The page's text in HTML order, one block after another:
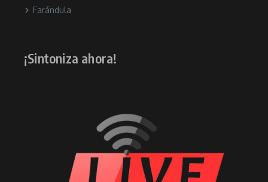
Farándula
¡Sintoniza ahora!